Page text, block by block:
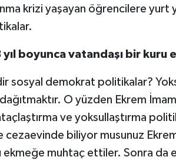
krizi yaşayan öğrencilere
yıl boyunca vatandaşı bir
sosyal demokrat politikalar?
O yüzden Ekrem
ve yoksullaştırma
cezaevinde biliyor musunuz
ekmeğe muhtaç ettiler. Sonra da